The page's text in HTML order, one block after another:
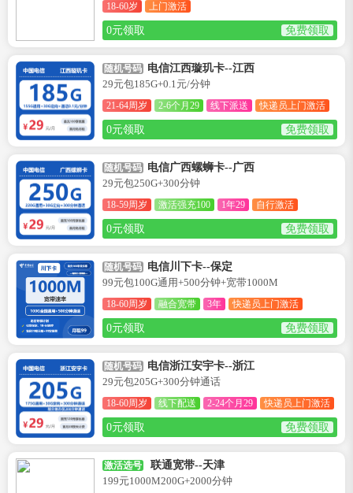
18-60岁 上门激活
0元领取 免费领取
随机号码 电信江西璇玑卡--江西
29元包185G+0.1元/分钟
21-64周岁 2-6个月29 线下派送 快递员上门激活
0元领取 免费领取
随机号码 电信广西螺蛳卡--广西
29元包250G+300分钟
18-59周岁 激活强充100 1年29 自行激活
0元领取 免费领取
随机号码 电信川下卡--保定
99元包100G通用+500分钟+宽带1000M
18-60周岁 融合宽带 3年 快递员上门激活
0元领取 免费领取
随机号码 电信浙江安宇卡--浙江
29元包205G+300分钟通话
18-60周岁 线下配送 2-24个月29 快递员上门激活
0元领取 免费领取
激活选号
联通宽带--天津
199元1000M200G+2000分钟